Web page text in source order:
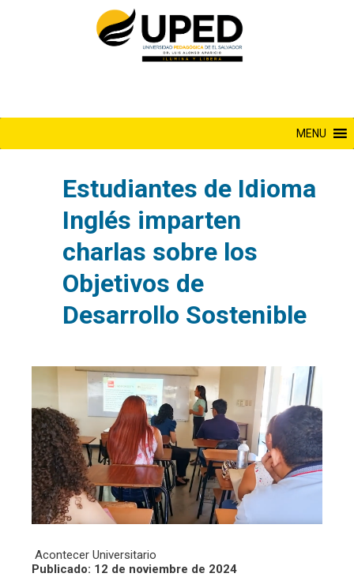
MENU
Estudiantes de Idioma
Inglés imparten
charlas sobre los
Objetivos de
Desarrollo Sostenible
Acontecer Universitario
Publicado: 12 de noviembre de 2024